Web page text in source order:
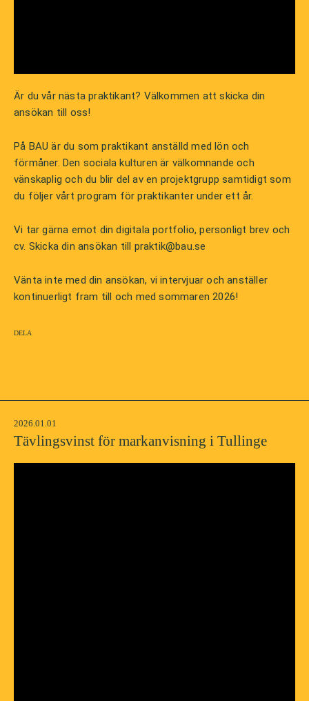
Är du vår nästa praktikant? Välkommen att skicka din
ansökan till oss!
På BAU är du som praktikant anställd med lön och
förmåner. Den sociala kulturen är välkomnande och
vänskaplig och du blir del av en projektgrupp samtidigt som
du följer vårt program för praktikanter under ett år.
Vi tar gärna emot din digitala portfolio, personligt brev och
cv. Skicka din ansökan till praktik@bau.se
Vänta inte med din ansökan, vi intervjuar och anställer
kontinuerligt fram till och med sommaren 2026!
2026.01.01
Tävlingsvinst för markanvisning i Tullinge